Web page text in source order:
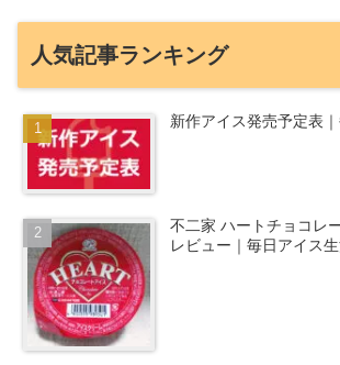
人気記事ランキング
新作アイス発売予定表
不二家 ハートチョコレ
レビュー｜毎日アイス